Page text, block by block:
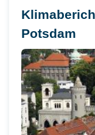
Potsdam